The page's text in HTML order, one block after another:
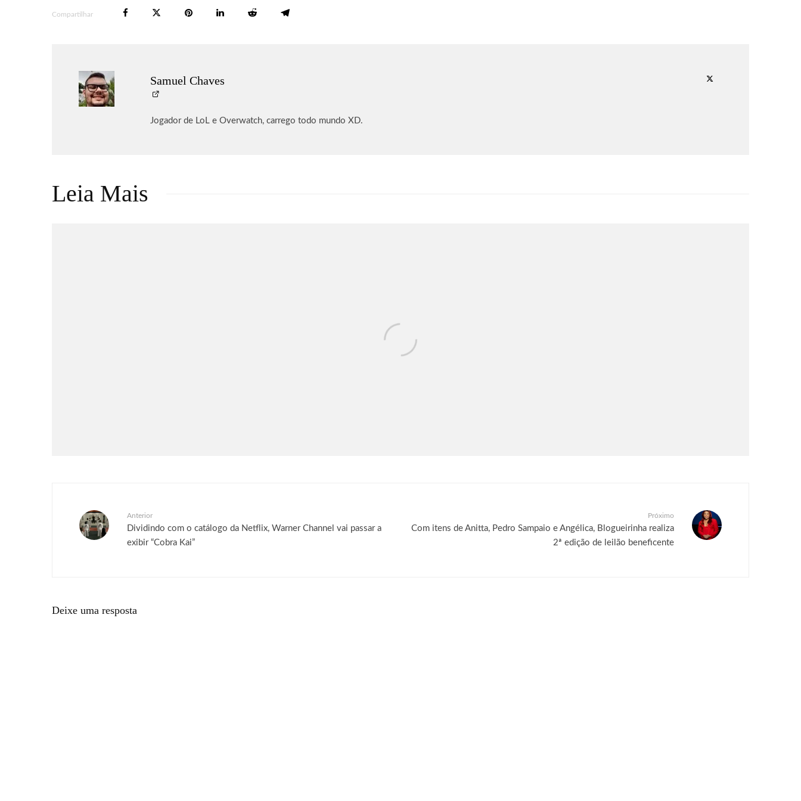
Compartilhar
Samuel Chaves
Jogador de LoL e Overwatch, carrego todo mundo XD.
Leia Mais
Anterior
Dividindo com o catálogo da Netflix, Warner Channel vai passar a
exibir “Cobra Kai”
Próximo
Com itens de Anitta, Pedro Sampaio e Angélica, Blogueirinha realiza
2ª edição de leilão beneficente
Deixe uma resposta